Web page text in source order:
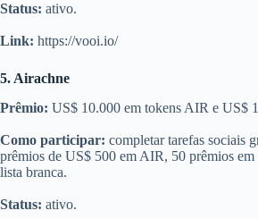
Status: ativo.
Link: https://vooi.io/
5. Airachne
Prêmio: US$ 10.000 em tokens AIR e US$
Como participar: completar tarefas sociais
prêmios de US$ 500 em AIR, 50 prêmios
lista branca.
Status: ativo.